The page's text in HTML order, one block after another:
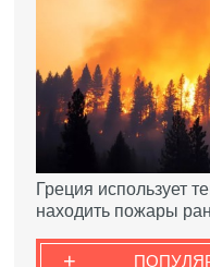
Греция использует
находить пожары
+